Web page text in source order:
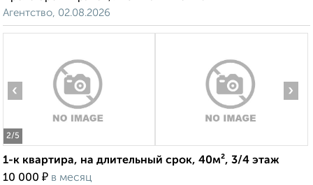
Агентство, 02.08.2026
2/5
‹ ›
1-к квартира, на длительный срок, 40м², 3/4 этаж
10 000 ₽ в месяц